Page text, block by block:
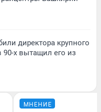
директора крупного
х вытащил его из
МНЕНИЕ